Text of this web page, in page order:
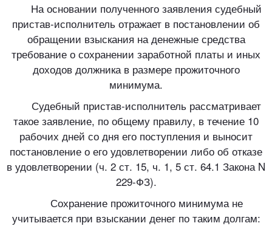
На основании полученного заявления судебный
пристав-исполнитель отражает в постановлении об
обращении взыскания на денежные средства
требование о сохранении заработной платы и иных
доходов должника в размере прожиточного
минимума.
Судебный пристав-исполнитель рассматривает
такое заявление, по общему правилу, в течение 10
рабочих дней со дня его поступления и выносит
постановление о его удовлетворении либо об отказе
в удовлетворении (ч. 2 ст. 15, ч. 1, 5 ст. 64.1 Закона N
229-ФЗ).
Сохранение прожиточного минимума не
учитывается при взыскании денег по таким долгам: